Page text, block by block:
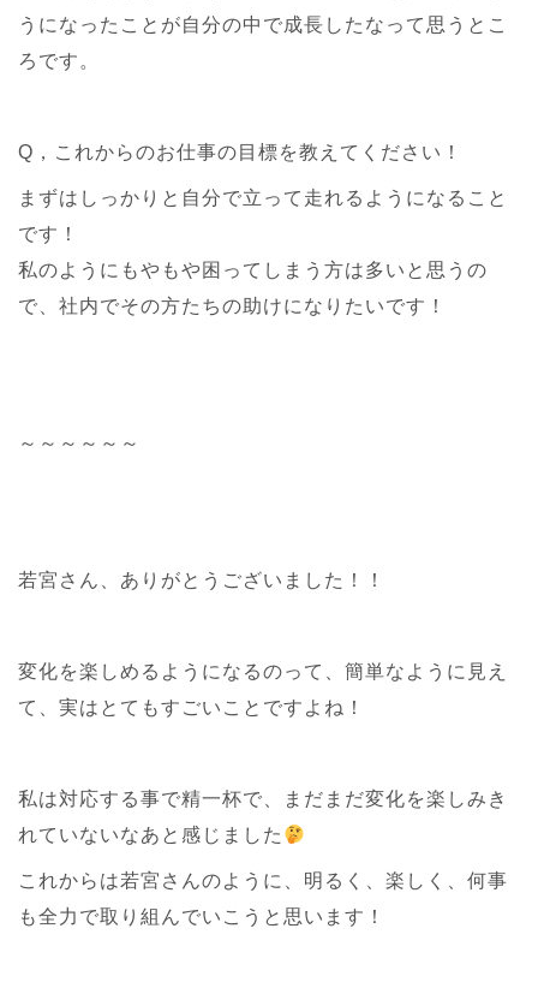
うになったことが自分の中で成長したなって思うとこ
ろです。
Q，これからのお仕事の目標を教えてください！
まずはしっかりと自分で立って走れるようになること
です！
私のようにもやもや困ってしまう方は多いと思うの
で、社内でその方たちの助けになりたいです！
～～～～～～
若宮さん、ありがとうございました！！
変化を楽しめるようになるのって、簡単なように見え
て、実はとてもすごいことですよね！
私は対応する事で精一杯で、まだまだ変化を楽しみき
れていないなあと感じました
これからは若宮さんのように、明るく、楽しく、何事
も全力で取り組んでいこうと思います！